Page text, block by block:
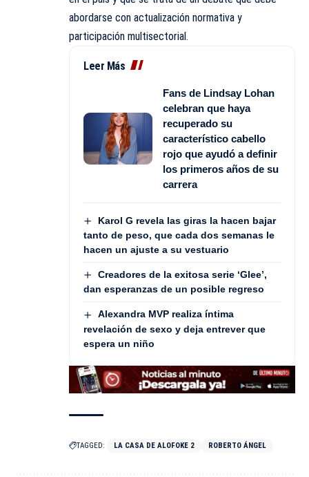
abordarse con actualización normativa y
participación multisectorial.
Leer Más
Fans de Lindsay Lohan
celebran que haya
recuperado su
característico cabello
rojo que ayudó a definir
los primeros años de su
carrera
Karol G revela las giras la hacen bajar
tanto de peso, que cada dos semanas le
hacen un ajuste a su vestuario
Creadores de la exitosa serie ‘Glee’,
dan esperanzas de un posible regreso
Alexandra MVP realiza íntima
revelación de sexo y deja entrever que
espera un niño
TAGGED: LA CASA DE ALOFOKE 2 ROBERTO ÁNGEL